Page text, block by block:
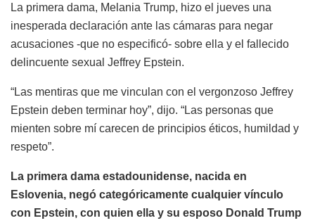
La primera dama, Melania Trump, hizo el jueves una
inesperada declaración ante las cámaras para negar
acusaciones -que no especificó- sobre ella y el fallecido
delincuente sexual Jeffrey Epstein.
“Las mentiras que me vinculan con el vergonzoso Jeffrey
Epstein deben terminar hoy”, dijo. “Las personas que
mienten sobre mí carecen de principios éticos, humildad y
respeto”.
La primera dama estadounidense, nacida en
Eslovenia, negó categóricamente cualquier vínculo
con Epstein, con quien ella y su esposo Donald Trump